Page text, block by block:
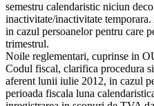
semestru calendaristic niciun
inactivitate/inactivitate
in cazul persoanelor pentru care
trimestrul.
Noile reglementari, cuprinse in
Codul fiscal, clarifica procedura
aferent lunii iulie 2012, in cazul
perioada fiscala luna